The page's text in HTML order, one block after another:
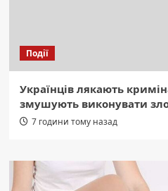
Події
Українців лякають
змушують виконувати
7 години тому назад